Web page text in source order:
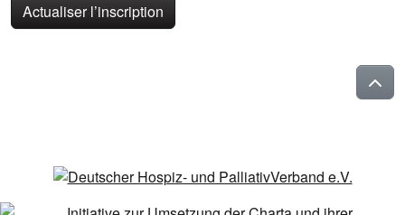
Actualiser l’inscription